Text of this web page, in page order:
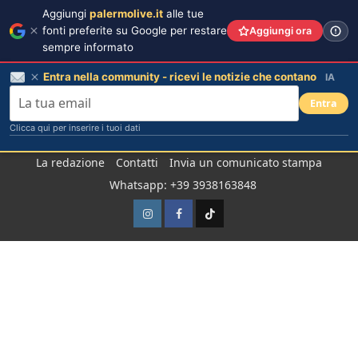
La redazione Contatti
Invia un comunicato stampa
Whatsapp: +39 3938163848
InstagramFacebook
TikTok
Aggiungi palermolive.it alle tue
fonti preferite su Google per restare
sempre informato
Aggiungi ora
Entra nella community - ricevi le notizie che contano IA
Entra
Clicca qui per inserire i tuoi dati